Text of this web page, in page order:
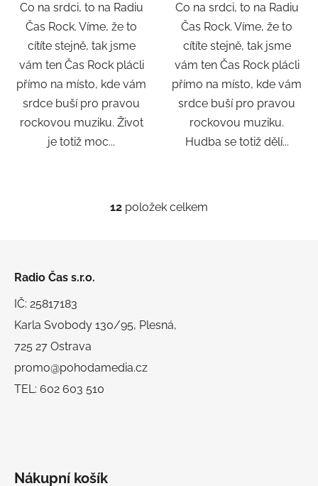
Co na srdci, to na Radiu
Čas Rock. Víme, že to
cítíte stejně, tak jsme
vám ten Čas Rock plácli
přímo na místo, kde vám
srdce buší pro pravou
rockovou muziku. Život
je totiž moc...
Co na srdci, to na Radiu
Čas Rock. Víme, že to
cítíte stejně, tak jsme
vám ten Čas Rock plácli
přímo na místo, kde vám
srdce buší pro pravou
rockovou muziku.
Hudba se totiž dělí...
O
í
12 položek celkem
Radio Čas s.r.o.
IČ: 25817183
Karla Svobody 130/95, Plesná,
725 27 Ostrava
promo@pohodamedia.cz
TEL: 602 603 510
Nákupní košík